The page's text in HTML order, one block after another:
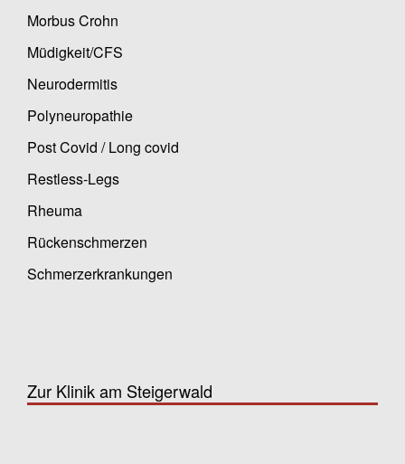
Morbus Crohn
Müdigkeit/CFS
Neurodermitis
Polyneuropathie
Post Covid / Long covid
Restless-Legs
Rheuma
Rückenschmerzen
Schmerzerkrankungen
Zur Klinik am Steigerwald